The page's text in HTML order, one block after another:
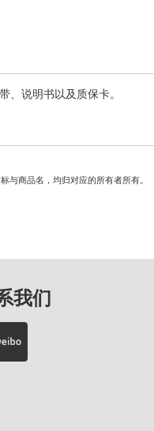
、说明书以及质保卡。
与商品名，均归对应的所有者所有。
我们